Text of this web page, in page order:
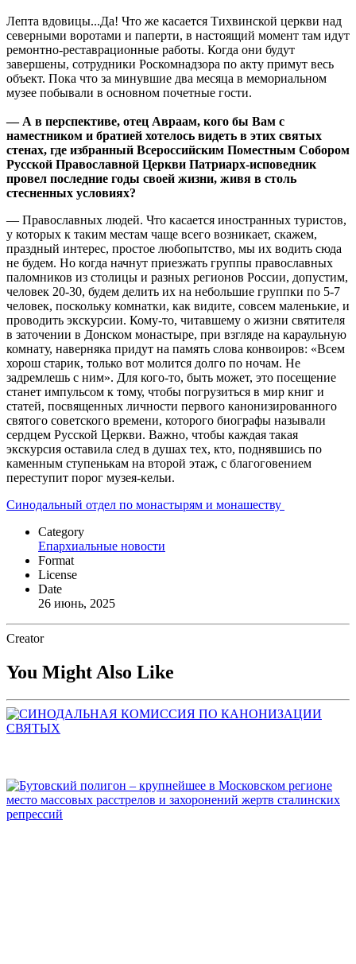
Лепта вдовицы...Да! Что же касается Тихвинской церкви над
северными воротами и паперти, в настоящий момент там идут
ремонтно-реставрационные работы. Когда они будут
завершены, сотрудники Роскомнадзора по акту примут весь
объект. Пока что за минувшие два месяца в мемориальном
музее побывали в основном почетные гости.
— А в перспективе, отец Авраам, кого бы Вам с
наместником и братией хотелось видеть в этих святых
стенах, где избранный Всероссийским Поместным Собором
Русской Православной Церкви Патриарх-исповедник
провел последние годы своей жизни, живя в столь
стесненных условиях?
— Православных людей. Что касается иностранных туристов,
у которых к таким местам чаще всего возникает, скажем,
праздный интерес, простое любопытство, мы их водить сюда
не будем. Но когда начнут приезжать группы православных
паломников из столицы и разных регионов России, допустим,
человек 20-30, будем делить их на небольшие группки по 5-7
человек, поскольку комнатки, как видите, совсем маленькие, и
проводить экскурсии. Кому-то, читавшему о жизни святителя
в заточении в Донском монастыре, при взгляде на караульную
комнату, наверняка придут на память слова конвоиров: «Всем
хорош старик, только вот молится долго по ночам. Не
задремлешь с ним». Для кого-то, быть может, это посещение
станет импульсом к тому, чтобы погрузиться в мир книг и
статей, посвященных личности первого канонизированного
святого советского времени, которого биографы называли
сердцем Русской Церкви. Важно, чтобы каждая такая
экскурсия оставила след в душах тех, кто, поднявшись по
каменным ступенькам на второй этаж, с благоговением
переступит порог музея-кельи.
Синодальный отдел по монастырям и монашеству
Category
Епархиальные новости
Format
License
Date
26 июнь, 2025
Creator
You Might Also Like